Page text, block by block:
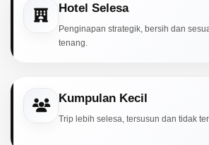
Hotel Selesa
Penginapan strategik, bersih dan
tenang.
Kumpulan Kecil
Trip lebih selesa, tersusun dan tidak